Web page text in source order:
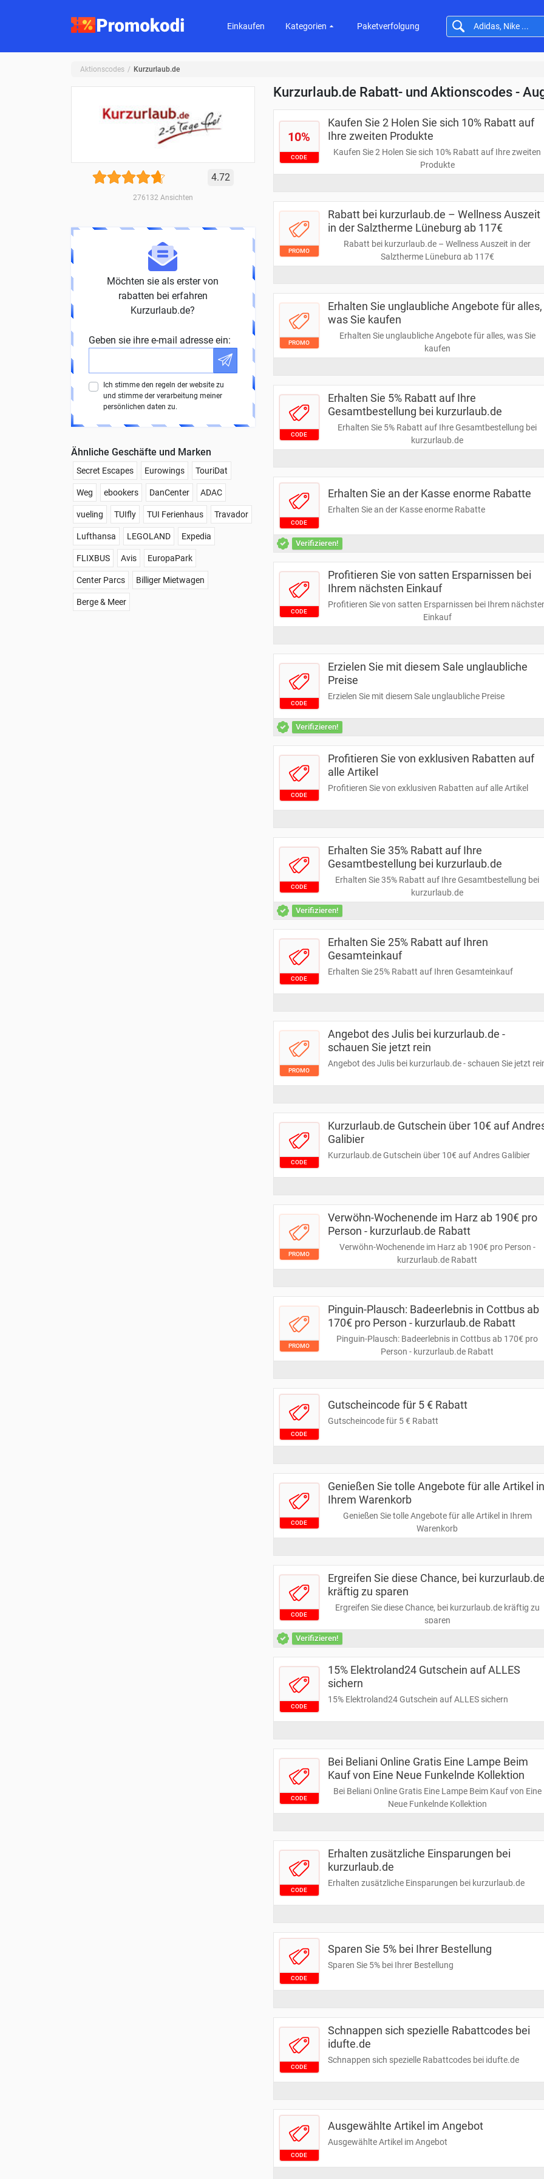
Einkaufen Kategorien Paketverfolgung
Aktionscodes Kurzurlaub.de
Kurzurlaub.de Rabatt- und Aktionscodes -
4.72
276132Ansichten
10%
CODE
Kaufen Sie 2 Holen Sie sich 10% Rabatt auf
Ihre zweiten Produkte
Kaufen Sie 2 Holen Sie sich 10% Rabatt auf Ihre zweiten
Produkte
PROMO
Rabatt bei kurzurlaub.de – Wellness Auszeit
in der Salztherme Lüneburg ab 117€
Rabatt bei kurzurlaub.de – Wellness Auszeit in der
Salztherme Lüneburg ab 117€
PROMO
Erhalten Sie unglaubliche Angebote für alles,
was Sie kaufen
Erhalten Sie unglaubliche Angebote für alles, was Sie
kaufen
CODE
Erhalten Sie 5% Rabatt auf Ihre
Gesamtbestellung bei kurzurlaub.de
Erhalten Sie 5% Rabatt auf Ihre Gesamtbestellung bei
kurzurlaub.de
CODE
Erhalten Sie an der Kasse enorme Rabatte
Erhalten Sie an der Kasse enorme Rabatte
Verifizieren!
CODE
Profitieren Sie von satten Ersparnissen bei
Ihrem nächsten Einkauf
Profitieren Sie von satten Ersparnissen bei Ihrem
Einkauf
CODE
Erzielen Sie mit diesem Sale unglaubliche
Preise
Erzielen Sie mit diesem Sale unglaubliche Preise
Verifizieren!
CODE
Profitieren Sie von exklusiven Rabatten auf
alle Artikel
Profitieren Sie von exklusiven Rabatten auf alle Artikel
CODE
Erhalten Sie 35% Rabatt auf Ihre
Gesamtbestellung bei kurzurlaub.de
Erhalten Sie 35% Rabatt auf Ihre Gesamtbestellung bei
kurzurlaub.de
Verifizieren!
CODE
Erhalten Sie 25% Rabatt auf Ihren
Gesamteinkauf
Erhalten Sie 25% Rabatt auf Ihren Gesamteinkauf
PROMO
Angebot des Julis bei kurzurlaub.de -
schauen Sie jetzt rein
Angebot des Julis bei kurzurlaub.de - schauen Sie jetzt
CODE
Kurzurlaub.de Gutschein über 10€ auf
Galibier
Kurzurlaub.de Gutschein über 10€ auf Andres Galibier
PROMO
Verwöhn-Wochenende im Harz ab 190€ pro
Person - kurzurlaub.de Rabatt
Verwöhn-Wochenende im Harz ab 190€ pro Person -
kurzurlaub.de Rabatt
PROMO
Pinguin-Plausch: Badeerlebnis in Cottbus ab
170€ pro Person - kurzurlaub.de Rabatt
Pinguin-Plausch: Badeerlebnis in Cottbus ab 170€ pro
Person - kurzurlaub.de Rabatt
CODE
Gutscheincode für 5 € Rabatt
Gutscheincode für 5 € Rabatt
CODE
Genießen Sie tolle Angebote für alle Artikel in
Ihrem Warenkorb
Genießen Sie tolle Angebote für alle Artikel in Ihrem
Warenkorb
CODE
Ergreifen Sie diese Chance, bei kurzurlaub.de
kräftig zu sparen
Ergreifen Sie diese Chance, bei kurzurlaub.de kräftig zu
sparen
Verifizieren!
CODE
15% Elektroland24 Gutschein auf ALLES
sichern
15% Elektroland24 Gutschein auf ALLES sichern
CODE
Bei Beliani Online Gratis Eine Lampe Beim
Kauf von Eine Neue Funkelnde Kollektion
Bei Beliani Online Gratis Eine Lampe Beim Kauf von Eine
Neue Funkelnde Kollektion
CODE
Erhalten zusätzliche Einsparungen bei
kurzurlaub.de
Erhalten zusätzliche Einsparungen bei kurzurlaub.de
CODE
Sparen Sie 5% bei Ihrer Bestellung
Sparen Sie 5% bei Ihrer Bestellung
CODE
Schnappen sich spezielle Rabattcodes bei
idufte.de
Schnappen sich spezielle Rabattcodes bei idufte.de
CODE
Ausgewählte Artikel im Angebot
Ausgewählte Artikel im Angebot
Möchten sie als erster von
rabatten bei erfahren
Kurzurlaub.de?
Geben sie ihre e-mail adresse ein:
Ich stimme den regeln der website zu
und stimme der verarbeitung meiner
persönlichen daten zu.
Ähnliche Geschäfte und Marken
Secret Escapes Eurowings TouriDat
Weg ebookers DanCenter ADAC
vueling TUIfly TUI Ferienhaus Travador
Lufthansa LEGOLAND Expedia
FLIXBUS Avis EuropaPark
Center Parcs Billiger Mietwagen
Berge & Meer